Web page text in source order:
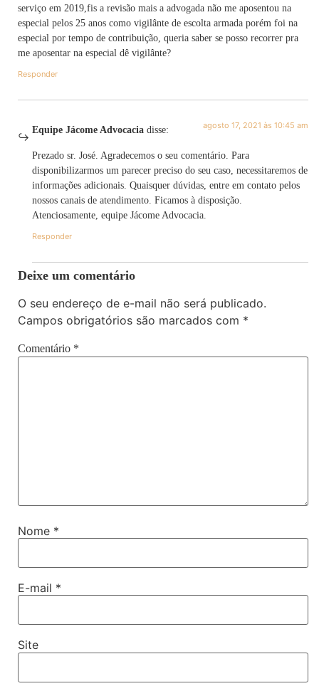
serviço em 2019,fis a revisão mais a advogada não me aposentou na
especial pelos 25 anos como vigilânte de escolta armada porém foi na
especial por tempo de contribuição, queria saber se posso recorrer pra
me aposentar na especial dê vigilânte?
Responder
Equipe Jácome Advocacia disse: agosto 17, 2021 às 10:45 am
Prezado sr. José. Agradecemos o seu comentário. Para
disponibilizarmos um parecer preciso do seu caso, necessitaremos de
informações adicionais. Quaisquer dúvidas, entre em contato pelos
nossos canais de atendimento. Ficamos à disposição.
Atenciosamente, equipe Jácome Advocacia.
Responder
Deixe um comentário
O seu endereço de e-mail não será publicado.
Campos obrigatórios são marcados com *
Comentário *
Nome *
E-mail *
Site